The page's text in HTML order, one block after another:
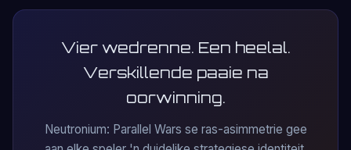
Vier wedrenne. Een heelal.
Verskillende paaie na
oorwinning.
Neutronium: Parallel Wars se ras-asimmetrie gee